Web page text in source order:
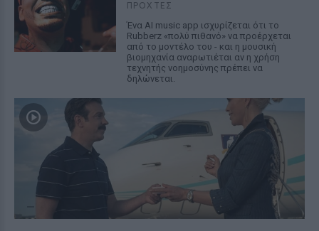
ΠΡΟΧΤΈΣ
Ένα AI music app ισχυρίζεται ότι το
Rubberz «πολύ πιθανό» να προέρχεται
από το μοντέλο του - και η μουσική
βιομηχανία αναρωτιέται αν η χρήση
τεχνητής νοημοσύνης πρέπει να
δηλώνεται.